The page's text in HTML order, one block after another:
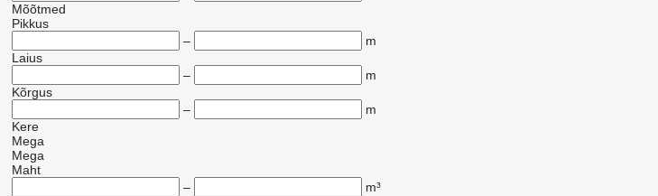
Mõõtmed
Pikkus
–
m
Laius
–
m
Kõrgus
–
m
Kere
Mega
Mega
Maht
–
m³